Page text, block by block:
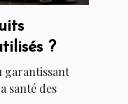
?
garantissant
santé des